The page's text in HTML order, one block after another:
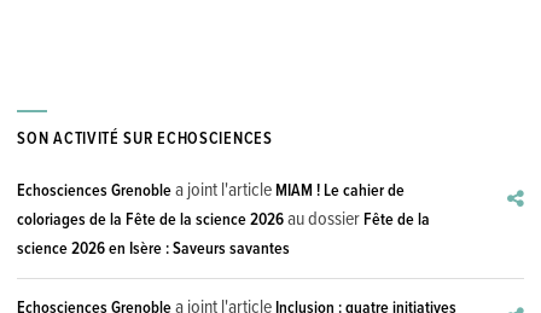
SON ACTIVITÉ SUR ECHOSCIENCES
Echosciences Grenoblea joint l'articleMIAM ! Le cahier de
coloriages de la Fête de la science 2026au dossierFête de la
science 2026 en Isère : Saveurs savantes
Echosciences Grenoblea joint l'articleInclusion : quatre initiatives